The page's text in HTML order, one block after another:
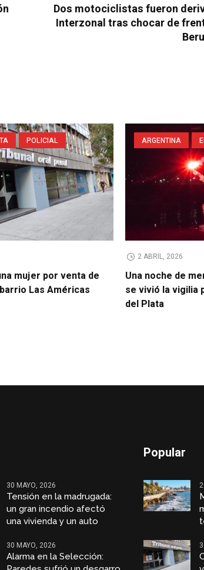
Dos motociclistas fueron
Interzonal tras chocar de
POLICIAL
mujer por venta de
Las Américas
ARGENTINA
2 ABRIL, 2026
Una noche de
se vivió la vigilia
del Plata
30 MAYO, 2026
Tensión en la madrugada:
un gran incendio afectó
una vivienda y un auto
30 MAYO, 2026
Alarma en la Selección:
Popular